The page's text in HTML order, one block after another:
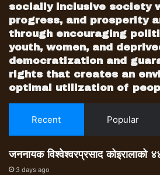
socially inclusive society
progress, and prosperity
through encouraging
youth, women, and
democratization and
rights that creates an
optimal utilization of
Recent Popular
जननायक विश्वेश्वरप्रसाद कोइरालाको
3 days ago